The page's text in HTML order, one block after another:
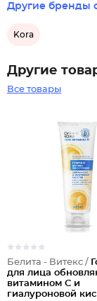
Другие бренды
Kora
Другие
Все товары
Белита - Витекс /
для лица
витамином С и
гиалуроновой